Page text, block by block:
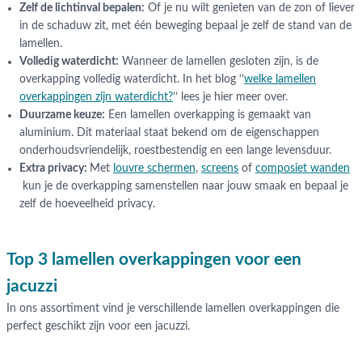
Zelf de lichtinval bepalen: Of je nu wilt genieten van de zon of liever
in de schaduw zit, met één beweging bepaal je zelf de stand van de
lamellen.
Volledig waterdicht: Wanneer de lamellen gesloten zijn, is de
overkapping volledig waterdicht. In het blog ‘’welke lamellen
overkappingen zijn waterdicht?’’ lees je hier meer over.
Duurzame keuze: Een lamellen overkapping is gemaakt van
aluminium. Dit materiaal staat bekend om de eigenschappen
onderhoudsvriendelijk, roestbestendig en een lange levensduur.
Extra privacy: Met louvre schermen, screens of composiet wanden
kun je de overkapping samenstellen naar jouw smaak en bepaal je
zelf de hoeveelheid privacy.
Top 3 lamellen overkappingen voor een
jacuzzi
In ons assortiment vind je verschillende lamellen overkappingen die
perfect geschikt zijn voor een jacuzzi.